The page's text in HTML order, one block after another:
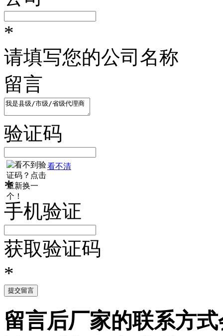
*
请填写您的公司名称
留言
验证码
看不清
*
手机验证
获取验证码
*
提交留言
留言后厂家的联系方